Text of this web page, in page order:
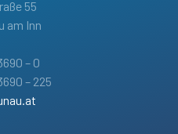
55
am Inn
– 0
– 225